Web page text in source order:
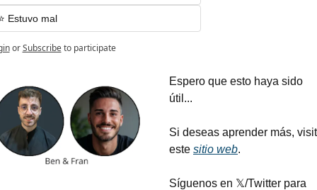
Estuvo mal
or Subscribe to participate
Espero que esto haya sido
útil...
Si deseas aprender más,
este sitio web.
Síguenos en 𝕏/Twitter para